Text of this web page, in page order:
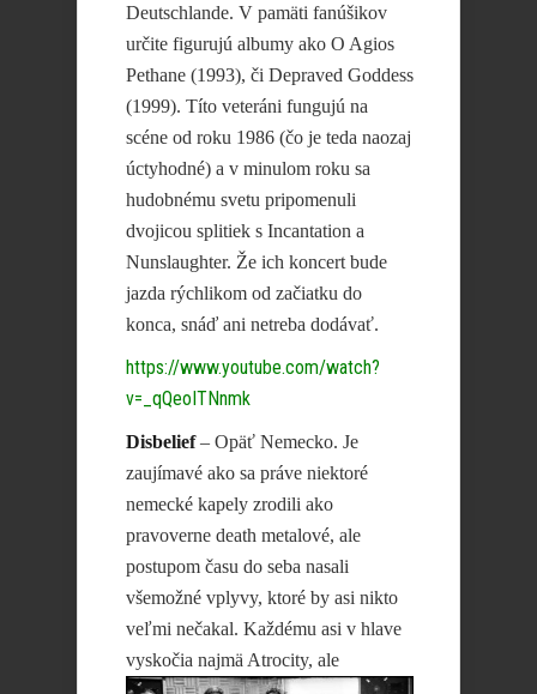
Deutschlande. V pamäti fanúšikov
určite figurujú albumy ako O Agios
Pethane (1993), či Depraved Goddess
(1999). Títo veteráni fungujú na
scéne od roku 1986 (čo je teda naozaj
úctyhodné) a v minulom roku sa
hudobnému svetu pripomenuli
dvojicou splitiek s Incantation a
Nunslaughter. Že ich koncert bude
jazda rýchlikom od začiatku do
konca, snáď ani netreba dodávať.
https://www.youtube.com/watch?
v=_qQeoITNnmk
Disbelief– Opäť Nemecko. Je
zaujímavé ako sa práve niektoré
nemecké kapely zrodili ako
pravoverne death metalové, ale
postupom času do seba nasali
všemožné vplyvy, ktoré by asi nikto
veľmi nečakal. Každému asi v hlave
vyskočia najmä Atrocity, ale